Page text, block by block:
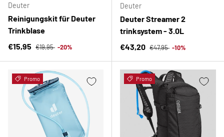
Deuter
Reinigungskit für Deuter
Trinkblase
Verkaufspreis
€15,95 Normaler Preis
€19,95 -20%
Deuter
Deuter Streamer 2
trinksystem - 3.0L
Verkaufspreis
€43,20 Normaler Preis
€47,95 -10%
Promo Promo